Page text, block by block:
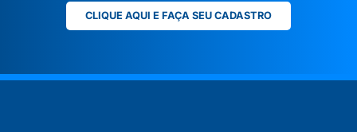
CLIQUE AQUI E FAÇA SEU CADASTRO